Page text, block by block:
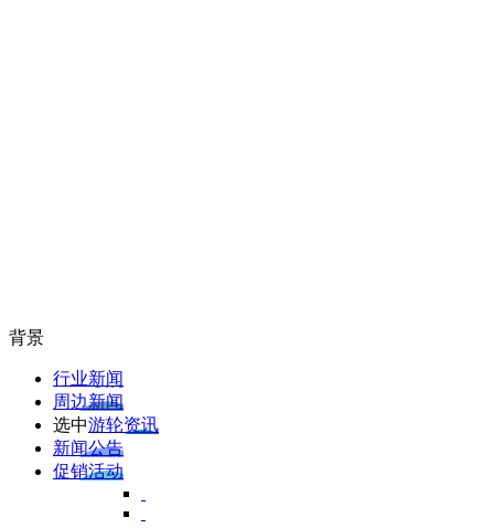
背景
行业新闻
周边新闻
选中游轮资讯
新闻公告
促销活动